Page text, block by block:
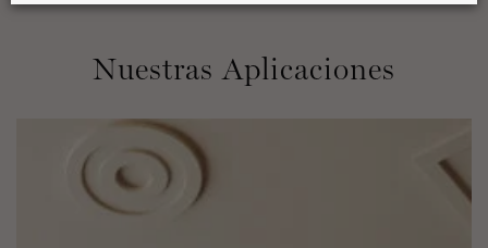
Nuestras Aplicaciones